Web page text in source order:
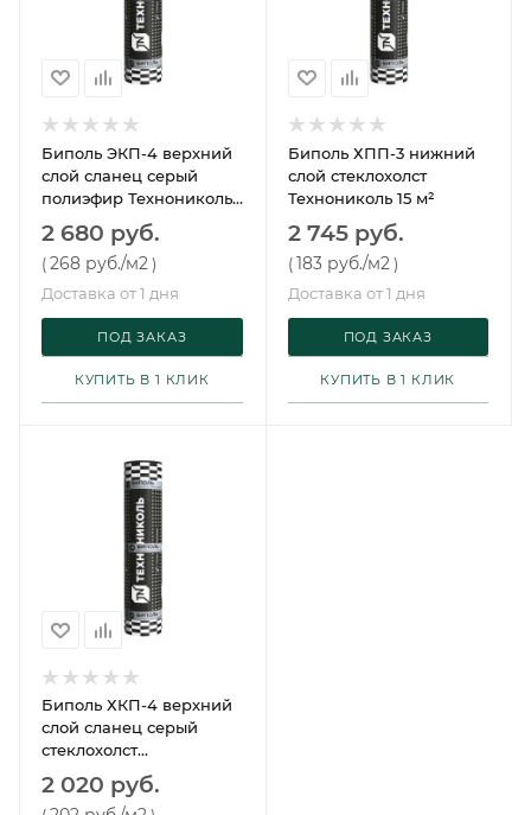
Биполь ЭКП-4 верхний
слой сланец серый
полиэфир Технониколь
2 680 руб.
(268 руб./м2 )
Доставка от 1 дня
ПОД ЗАКАЗ
КУПИТЬ В 1 КЛИК
Биполь ХПП-3 нижний
слой стеклохолст
Технониколь 15 м²
2 745 руб.
(183 руб./м2 )
Доставка от 1 дня
ПОД ЗАКАЗ
КУПИТЬ В 1 КЛИК
Биполь ХКП-4 верхний
слой сланец серый
стеклохолст
Технониколь 10 м²
2 020 руб.